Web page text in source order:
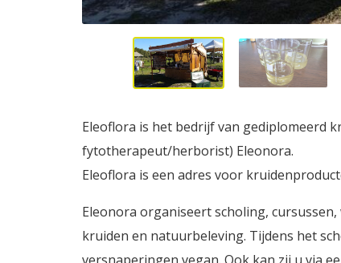
Eleoflora is het bedrijf van gediplomeerd
fytotherapeut/herborist) Eleonora.
Eleoflora is een adres voor
Eleonora organiseert scholing,
kruiden en natuurbeleving. Tijdens het